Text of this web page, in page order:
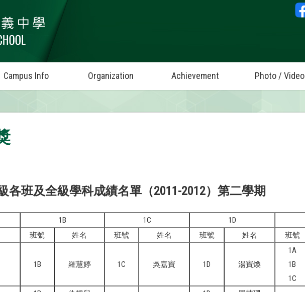
Campus Info Organization Achievement Photo / Video
班及全級學科成績名單（2011-2012）第二學期
1B 1C 1D
班號 姓名 班號 姓名 班號 姓名 班號
1B 羅慧婷 1C 吳嘉寶 1D 湯寶煥
1A
1B
1C